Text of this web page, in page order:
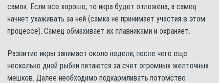
самок. Если все хорошо, то икра будет отложена, а самец
начнет ухаживать за ней (самка не принимает участия в этом
процессе). Самец обмахивает их плавниками и охраняет.
Развитие икры занимает около недели, после чего еще
несколько дней рыбки питаются за счет огромных желточных
мешков. Далее необходимо подкармливать потомство